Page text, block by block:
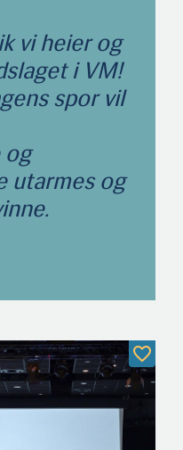
vi heier og
i VM!
spor vil
og
utarmes og